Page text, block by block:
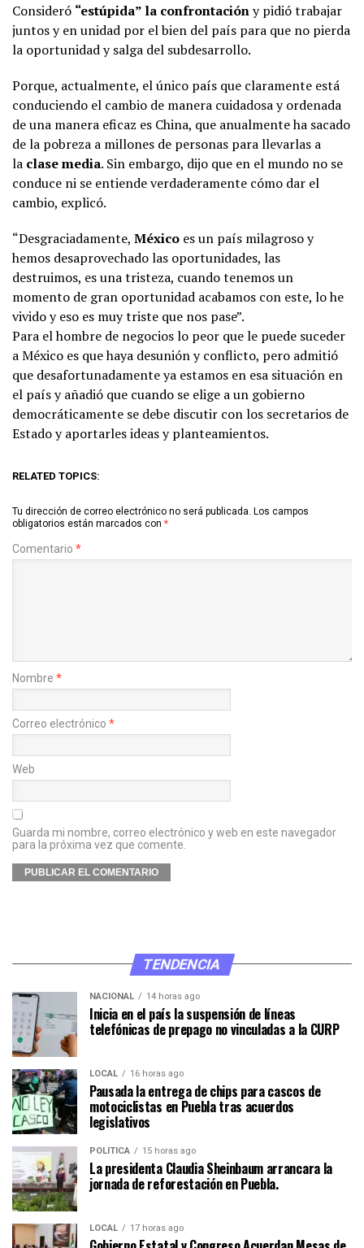
Consideró “estúpida” la confrontacióny pidió trabajar
juntos y en unidad por el bien del país para que no pierda
la oportunidad y salga del subdesarrollo.
Porque, actualmente, el único país que claramente está
conduciendo el cambio de manera cuidadosa y ordenada
de una manera eficaz es China, que anualmente ha sacado
de la pobreza a millones de personas para llevarlas a
la clase media. Sin embargo, dijo que en el mundo no se
conduce ni se entiende verdaderamente cómo dar el
cambio, explicó.
“Desgraciadamente, México es un país milagroso y
hemos desaprovechado las oportunidades, las
destruimos, es una tristeza, cuando tenemos un
momento de gran oportunidad acabamos con este, lo he
vivido y eso es muy triste que nos pase”.
Para el hombre de negocios lo peor que le puede suceder
a México es que haya desunión y conflicto, pero admitió
que desafortunadamente ya estamos en esa situación en
el país y añadió que cuando se elige a un gobierno
democráticamente se debe discutir con los secretarios de
Estado y aportarles ideas y planteamientos.
RELATED TOPICS:
Tu dirección de correo electrónico no será publicada. Los campos
obligatorios están marcados con *
Comentario *
Nombre *
Correo electrónico *
Web
Guarda mi nombre, correo electrónico y web en este navegador
para la próxima vez que comente.
TENDENCIA
NACIONAL 14 horas ago
Inicia en el país la suspensión de líneas
telefónicas de prepago no vinculadas a la CURP
LOCAL 16 horas ago
Pausada la entrega de chips para cascos de
motociclistas en Puebla tras acuerdos
legislativos
POLÍTICA 15 horas ago
La presidenta Claudia Sheinbaum arrancara la
jornada de reforestación en Puebla.
LOCAL 17 horas ago